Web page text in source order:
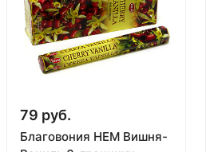
79 руб.
Благовония HEM Вишня-